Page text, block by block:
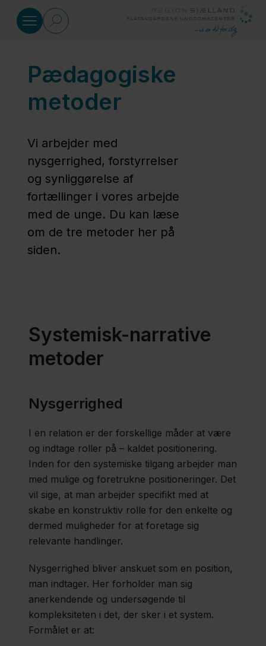
Pædagogikken
Platangårdens
Tilgang
Teknikker,
greb og
fokuspunkter
Naturen
som
pædagogisk
Når
selvskade
er en
strategi
Pædagogiske
metoder
Vi arbejder med
nysgerrighed, forstyrrelser
og synliggørelse af
fortællinger i vores arbejde
med de unge. Du kan læse
om de tre metoder her på
siden.
Systemisk-narrative
metoder
Nysgerrighed
I en relation er der forskellige måder at være
og indtage roller på – kaldet positionering.
Inden for den systemiske tilgang arbejder man
med mulige og foretrukne positioneringer. Det
vil sige, at man arbejder specifikt med at
skabe en konstruktiv rolle for den enkelte og
dermed muligheder for at foretage sig
relevante handlinger.
Nysgerrighed bliver anskuet som en position,
man indtager. Her forholder man sig
anerkendende og undersøgende til
kompleksiteten i det, der sker i et system.
Formålet er at: